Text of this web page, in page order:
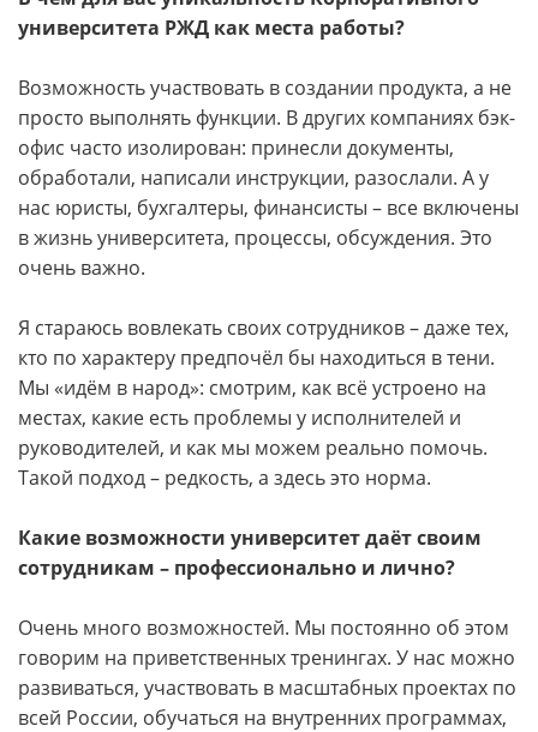
университета РЖД как места работы?
Возможность участвовать в создании продукта, а не
просто выполнять функции. В других компаниях бэк-
офис часто изолирован: принесли документы,
обработали, написали инструкции, разослали. А у
нас юристы, бухгалтеры, финансисты – все включены
в жизнь университета, процессы, обсуждения. Это
очень важно.
Я стараюсь вовлекать своих сотрудников – даже тех,
кто по характеру предпочёл бы находиться в тени.
Мы «идём в народ»: смотрим, как всё устроено на
местах, какие есть проблемы у исполнителей и
руководителей, и как мы можем реально помочь.
Такой подход – редкость, а здесь это норма.
Какие возможности университет даёт своим
сотрудникам – профессионально и лично?
Очень много возможностей. Мы постоянно об этом
говорим на приветственных тренингах. У нас можно
развиваться, участвовать в масштабных проектах по
всей России, обучаться на внутренних программах,